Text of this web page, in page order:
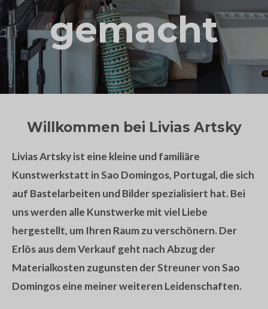
gemacht
Willkommen bei Livias Artsky
Livias Artsky ist eine kleine und familiäre
Kunstwerkstatt in Sao Domingos, Portugal, die sich
auf Bastelarbeiten und Bilder spezialisiert hat. Bei
uns werden alle Kunstwerke mit viel Liebe
hergestellt, um Ihren Raum zu verschönern. Der
Erlös aus dem Verkauf geht nach Abzug der
Materialkosten zugunsten der Streuner von Sao
Domingos eine meiner weiteren Leidenschaften.